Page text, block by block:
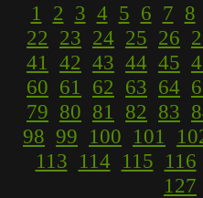
1 2 3 4 5 6 7 8
22 23 24 25 26
41
42 43 44 45
60 61 62 63 64
79 80 81 82 83
98 99 100 101
113 114 115 116
127